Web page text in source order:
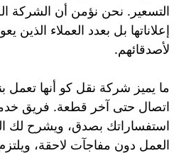
التسعير. نحن نؤمن أن الشركة
إعلاناتها بل بعدد العملاء الذين
لأصدقائهم.
ما يميز شركة نقل كو أنها
اتصال حتى آخر قطعة. فريق
استفساراتك بصدق، ويشرح لك
العمل دون مفاجآت لاحقة،